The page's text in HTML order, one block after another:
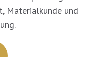
Materialkunde und